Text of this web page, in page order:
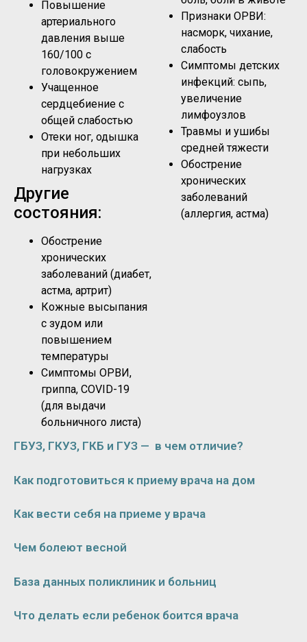
Повышение
артериального
давления выше
160/100 с
головокружением
Учащенное
сердцебиение с
общей слабостью
Отеки ног, одышка
при небольших
нагрузках
Другие
состояния:
Обострение
хронических
заболеваний (диабет,
астма, артрит)
Кожные высыпания
с зудом или
повышением
температуры
Симптомы ОРВИ,
гриппа, COVID-19
(для выдачи
больничного листа)
Признаки ОРВИ:
насморк, чихание,
слабость
Симптомы детских
инфекций: сыпь,
увеличение
лимфоузлов
Травмы и ушибы
средней тяжести
Обострение
хронических
заболеваний
(аллергия, астма)
ГБУЗ, ГКУЗ, ГКБ и ГУЗ — в чем отличие?
Как подготовиться к приему врача на дом
Как вести себя на приеме у врача
Чем болеют весной
База данных поликлиник и больниц
Что делать если ребенок боится врача